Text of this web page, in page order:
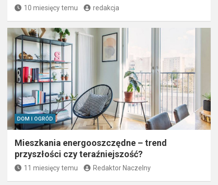
10 miesięcy temu redakcja
DOM I OGRÓD
Mieszkania energooszczędne – trend
przyszłości czy teraźniejszość?
11 miesięcy temu Redaktor Naczelny